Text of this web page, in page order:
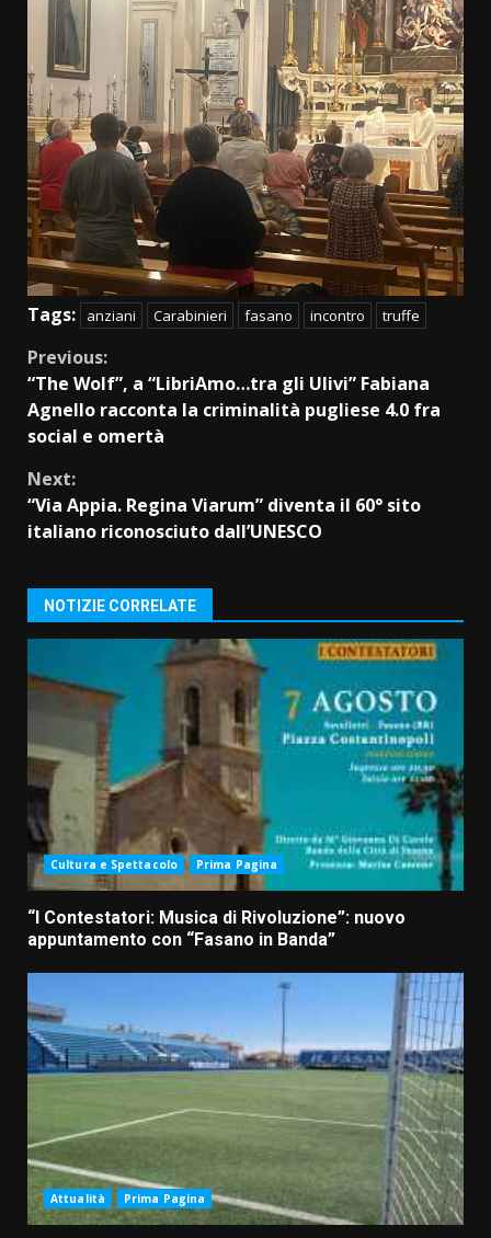
Tags: anziani Carabinieri fasano incontro truffe
Continue
Reading
Previous:
“The Wolf”, a “LibriAmo…tra gli Ulivi” Fabiana
Agnello racconta la criminalità pugliese 4.0 fra
social e omertà
Next:
“Via Appia. Regina Viarum” diventa il 60° sito
italiano riconosciuto dall’UNESCO
NOTIZIE CORRELATE
Cultura e Spettacolo Prima Pagina
“I Contestatori: Musica di Rivoluzione”: nuovo
appuntamento con “Fasano in Banda”
Attualità Prima Pagina